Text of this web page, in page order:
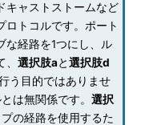
キャストストームなど
ロトコルです。ポート
な経路を1つにし、ル
選択肢aと選択肢d
う目的ではありませ
は無関係です。 選択
の経路を使用するた